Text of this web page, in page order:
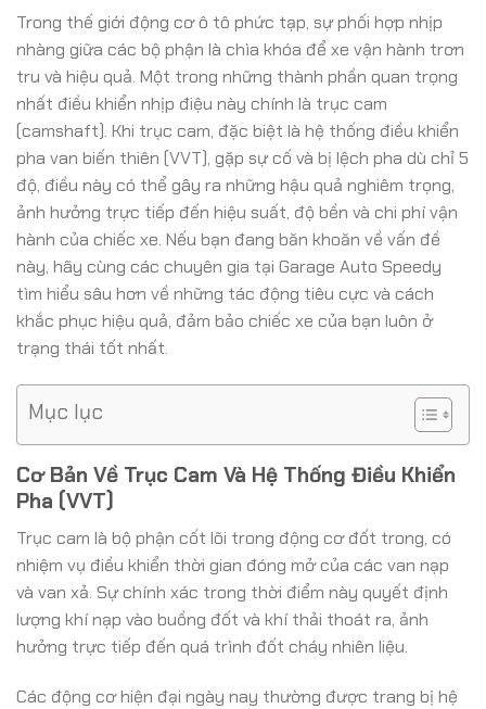
Trong thế giới động cơ ô tô phức tạp, sự phối hợp nhịp
nhàng giữa các bộ phận là chìa khóa để xe vận hành trơn
tru và hiệu quả. Một trong những thành phần quan trọng
nhất điều khiển nhịp điệu này chính là trục cam
(camshaft). Khi trục cam, đặc biệt là hệ thống điều khiển
pha van biến thiên (VVT), gặp sự cố và bị lệch pha dù chỉ 5
độ, điều này có thể gây ra những hậu quả nghiêm trọng,
ảnh hưởng trực tiếp đến hiệu suất, độ bền và chi phí vận
hành của chiếc xe. Nếu bạn đang băn khoăn về vấn đề
này, hãy cùng các chuyên gia tại Garage Auto Speedy
tìm hiểu sâu hơn về những tác động tiêu cực và cách
khắc phục hiệu quả, đảm bảo chiếc xe của bạn luôn ở
trạng thái tốt nhất.
Mục lục
Cơ Bản Về Trục Cam Và Hệ Thống Điều Khiển
Pha (VVT)
Trục cam là bộ phận cốt lõi trong động cơ đốt trong, có
nhiệm vụ điều khiển thời gian đóng mở của các van nạp
và van xả. Sự chính xác trong thời điểm này quyết định
lượng khí nạp vào buồng đốt và khí thải thoát ra, ảnh
hưởng trực tiếp đến quá trình đốt cháy nhiên liệu.
Các động cơ hiện đại ngày nay thường được trang bị hệ